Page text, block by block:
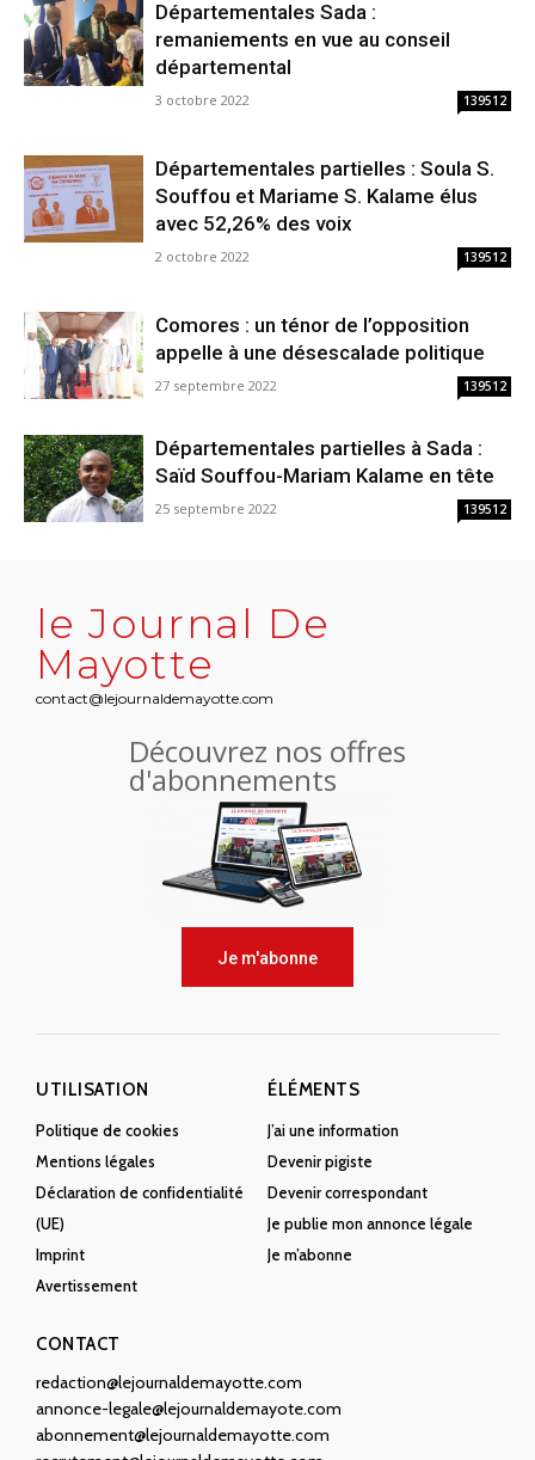
Départementales Sada :
remaniements en vue au conseil
départemental
3 octobre 2022 139512
Départementales partielles : Soula S.
Souffou et Mariame S. Kalame élus
avec 52,26% des voix
2 octobre 2022 139512
Comores : un ténor de l’opposition
appelle à une désescalade politique
27 septembre 2022 139512
Départementales partielles à Sada :
Saïd Souffou-Mariam Kalame en tête
25 septembre 2022 139512
le Journal De
Mayotte
contact@lejournaldemayotte.com
Découvrez nos offres
d'abonnements
Je m'abonne
UTILISATION
Politique de cookies
Mentions légales
Déclaration de confidentialité
(UE)
Imprint
Avertissement
ÉLÉMENTS
J’ai une information
Devenir pigiste
Devenir correspondant
Je publie mon annonce légale
Je m’abonne
CONTACT
redaction@lejournaldemayotte.com
annonce-legale@lejournaldemayote.com
abonnement@lejournaldemayotte.com